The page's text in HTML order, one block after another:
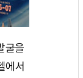
굴을
에서